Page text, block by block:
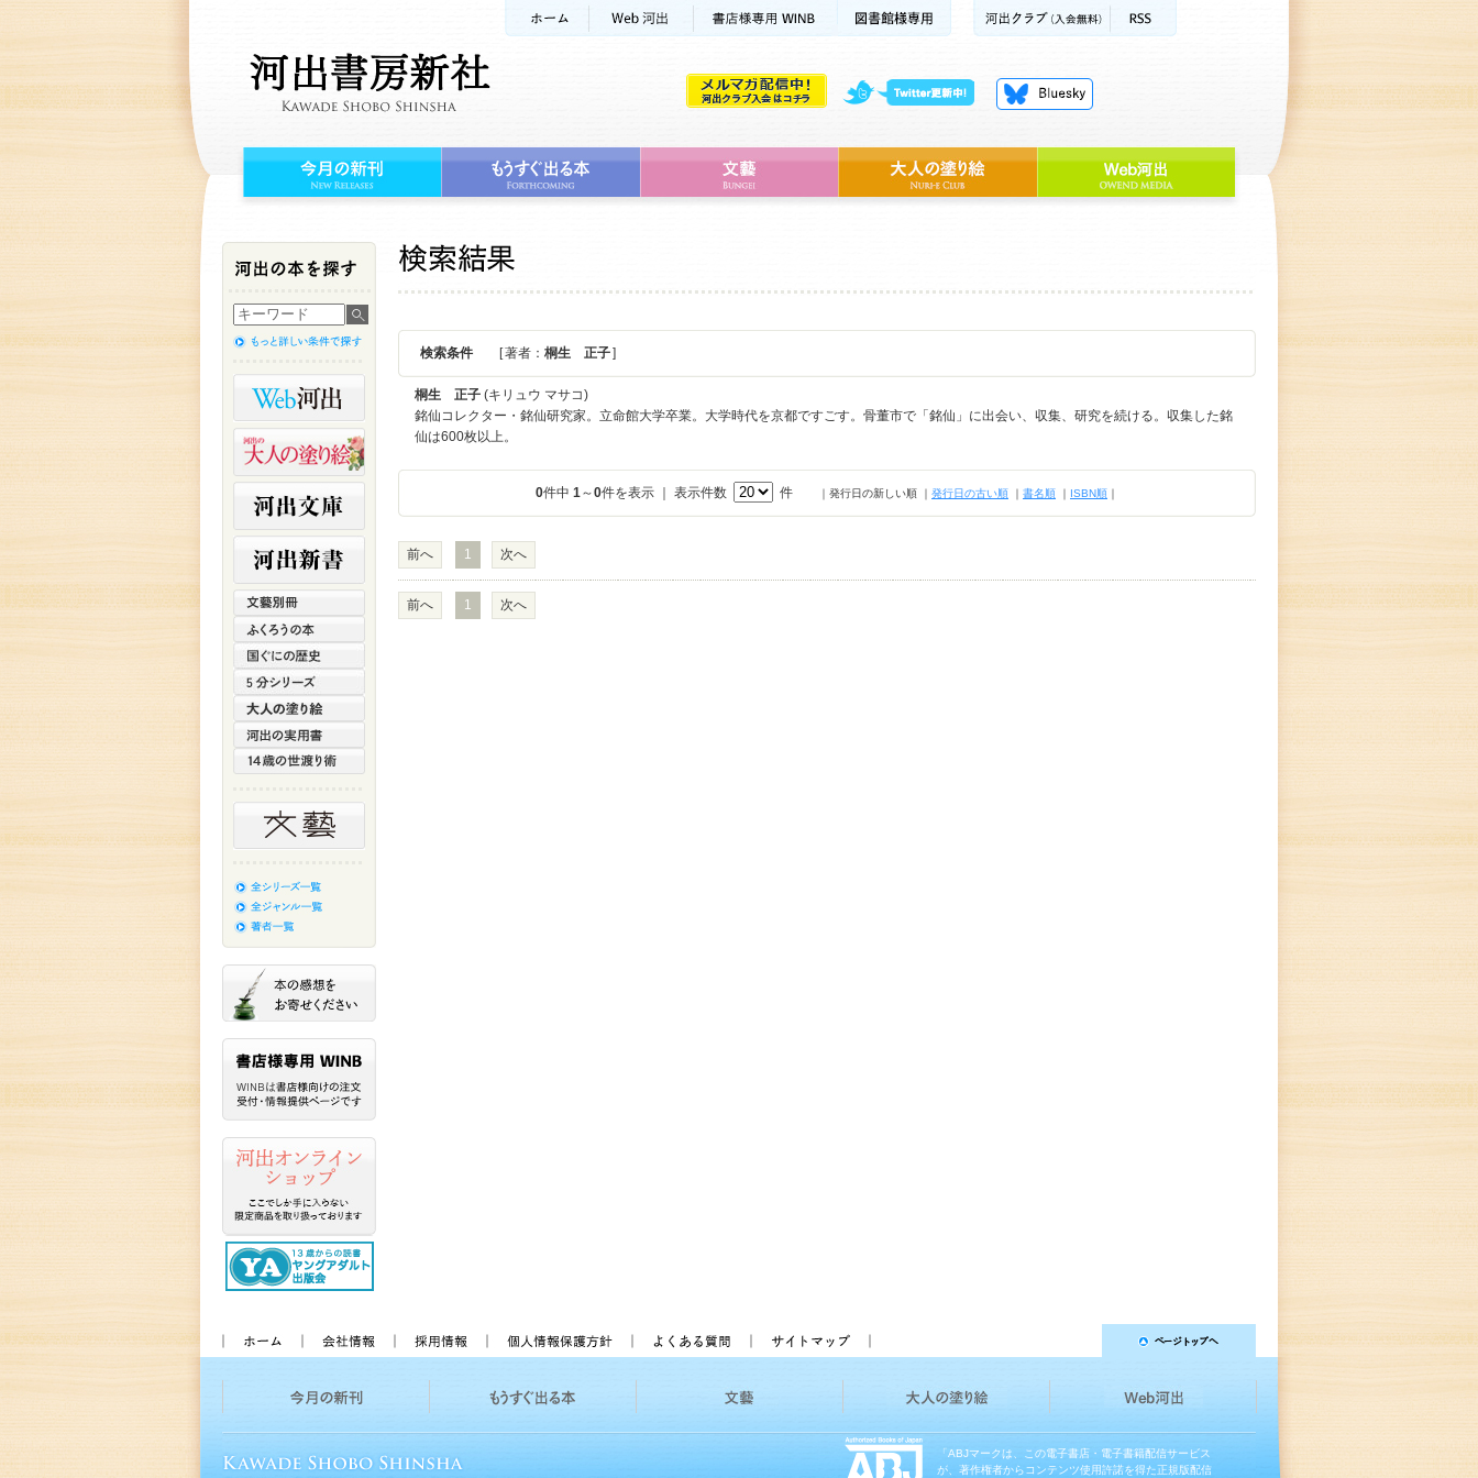
検索条件 [ 著者： 桐生 正子]
桐生 正子 (キリュウ マサコ)
銘仙コレクター・銘仙研究家。立命館大学卒業。大学時代を京都ですごす。骨董市で「銘仙」に出会い、収集、研究を続ける。収集した銘
仙は600枚以上。
0件中 1～0件を表示 ｜ 表示件数 件 ｜発行日の新しい順 ｜ 発行日の古い順 ｜ 書名順 ｜ ISBN順 ｜
前へ 1 次へ
前へ 1 次へ
「ABJマークは、この電子書店・電子書籍配信サービス
が、著作権者からコンテンツ使用許諾を得た正規版配信